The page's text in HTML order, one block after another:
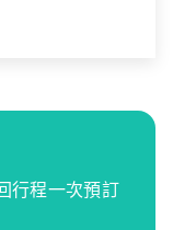
行程一次預訂